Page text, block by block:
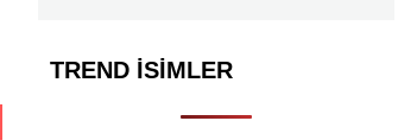
TREND İSIMLER